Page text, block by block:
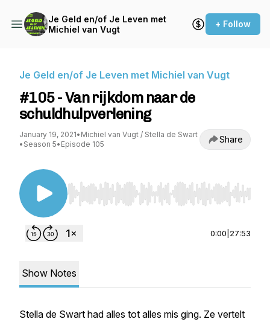
Je Geld en/of Je Leven met
Michiel van Vugt
+ Follow
Je Geld en/of Je Leven met Michiel van Vugt
#105 - Van rijkdom naar de
schuldhulpverlening
January 19, 2021• Michiel van Vugt / Stella de Swart
• Season 5• Episode 105 Share
Use Left/Right to seek, Home/End to jump to
0:00 27:53
Show Notes
Stella de Swart had alles tot alles mis ging. Ze vertelt